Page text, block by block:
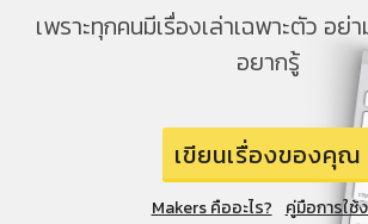
เพราะทุกคนมีเรื่องเล่าเฉพาะตัว อย่
อยากรู้
เขียนเรื่องของคุณ
Makers คืออะไร? คู่มือการใช้